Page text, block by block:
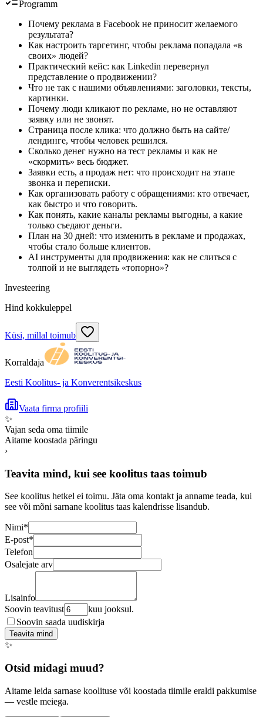
Programm
Почему реклама в Facebook не приносит желаемого
результата?
Как настроить таргетинг, чтобы реклама попадала «в
своих» людей?
Практический кейс: как Linkedin перевернул
представление о продвижении?
Что не так с нашими объявлениями: заголовки, тексты,
картинки.
Почему люди кликают по рекламе, но не оставляют
заявку или не звонят.
Страница после клика: что должно быть на сайте/
лендинге, чтобы человек решился.
Сколько денег нужно на тест рекламы и как не
«скормить» весь бюджет.
Заявки есть, а продаж нет: что происходит на этапе
звонка и переписки.
Как организовать работу с обращениями: кто отвечает,
как быстро и что говорить.
Как понять, какие каналы рекламы выгодны, а какие
только съедают деньги.
План на 30 дней: что изменить в рекламе и продажах,
чтобы стало больше клиентов.
AI инструменты для продвижения: как не cлиться с
толпой и не выглядеть «топорно»?
Investeering
Hind kokkuleppel
Küsi, millal toimub
Korraldaja
Eesti Koolitus- ja Konverentsikeskus
Vaata firma profiili
✨
Vajan seda oma tiimile
Aitame koostada päringu
›
Teavita mind, kui see koolitus taas toimub
See koolitus hetkel ei toimu. Jäta oma kontakt ja anname teada, kui
see või mõni sarnane koolitus taas kalendrisse lisandub.
Nimi*
E-post*
Telefon
Osalejate arv
Lisainfo
Soovin teavitust
kuu jooksul.
Soovin saada uudiskirja
Teavita mind
✨
Otsid midagi muud?
Aitame leida sarnase koolituse või koostada tiimile eraldi pakkumise
— vestle meiega.